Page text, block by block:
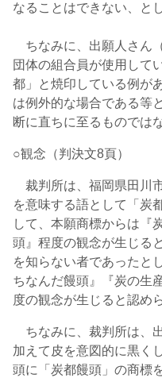
なることはできない、と
ちなみに、出願人さん
団体の組合員が使用して
都」と焼印している例が
は例外的な場合である等
断に直ちに至るものでは
○観念（判決文8頁）
裁判所は、福岡県田川
を意味する語として「炭
して、本願商標からは『
頭』程度の観念が生じる
を知らない者であったと
ちなんだ饅頭』『炭の生
度の観念が生じると認め
ちなみに、裁判所は、
加えて皮を意図的に黒く
頭に「炭都饅頭」の商標